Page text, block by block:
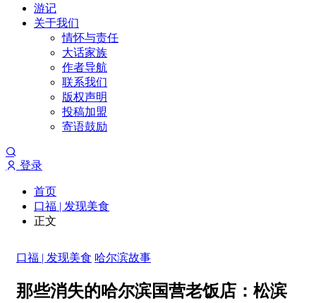
游记
关于我们
情怀与责任
大话家族
作者导航
联系我们
版权声明
投稿加盟
寄语鼓励
登录
首页
口福 | 发现美食
正文
口福 | 发现美食 哈尔滨故事
那些消失的哈尔滨国营老饭店：松滨